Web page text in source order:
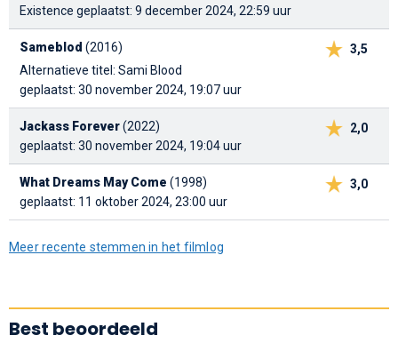
Existence geplaatst: 9 december 2024, 22:59 uur
3,5
Sameblod (2016)
Alternatieve titel: Sami Blood
geplaatst: 30 november 2024, 19:07 uur
2,0
Jackass Forever(2022)
geplaatst: 30 november 2024, 19:04 uur
3,0
What Dreams May Come (1998)
geplaatst: 11 oktober 2024, 23:00 uur
Meer recente stemmen in het filmlog
Best beoordeeld